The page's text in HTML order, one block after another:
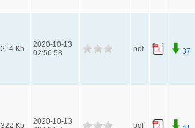
214 Kb
2020-10-13
02:56:58
pdf 37
322 Kb
2020-10-13
pdf